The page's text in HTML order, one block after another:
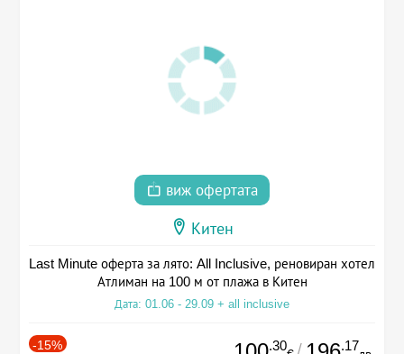
виж офертата
Китен
Last Minute оферта за лято: All Inclusive, реновиран хотел
Атлиман на 100 м от плажа в Китен
Дата: 01.06 - 29.09 + all inclusive
-15% .30 / .17